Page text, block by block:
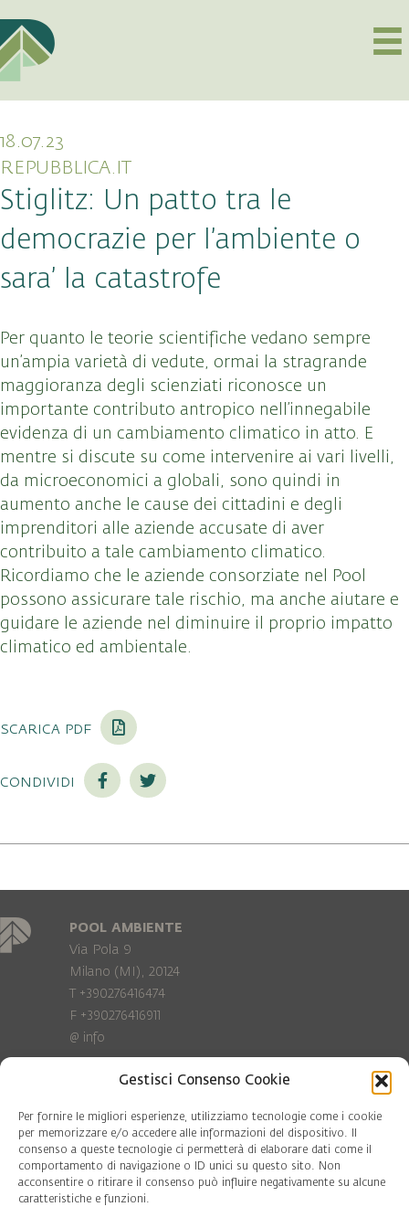
Gestisci Consenso Cookie
Per fornire le migliori esperienze, utilizziamo tecnologie come i cookie
per memorizzare e/o accedere alle informazioni del dispositivo. Il
consenso a queste tecnologie ci permetterà di elaborare dati come il
comportamento di navigazione o ID unici su questo sito. Non
acconsentire o ritirare il consenso può influire negativamente su alcune
caratteristiche e funzioni.
18.07.23
REPUBBLICA.IT
Stiglitz: Un patto tra le
democrazie per l’ambiente o
sara’ la catastrofe
Per quanto le teorie scientifiche vedano sempre
un’ampia varietà di vedute, ormai la stragrande
maggioranza degli scienziati riconosce un
importante contributo antropico nell’innegabile
evidenza di un cambiamento climatico in atto. E
mentre si discute su come intervenire ai vari livelli,
da microeconomici a globali, sono quindi in
aumento anche le cause dei cittadini e degli
imprenditori alle aziende accusate di aver
contribuito a tale cambiamento climatico.
Ricordiamo che le aziende consorziate nel Pool
possono assicurare tale rischio, ma anche aiutare e
guidare le aziende nel diminuire il proprio impatto
climatico ed ambientale.
scarica pdf
condividi
POOL AMBIENTE
Via Pola 9
Milano (MI), 20124
T +390276416474
F +390276416911
@ info
Privacy Policy
Cookie policy
COD. FISC. 97081560159
P.IVA 06375640965
© Pool Ambiente 2026